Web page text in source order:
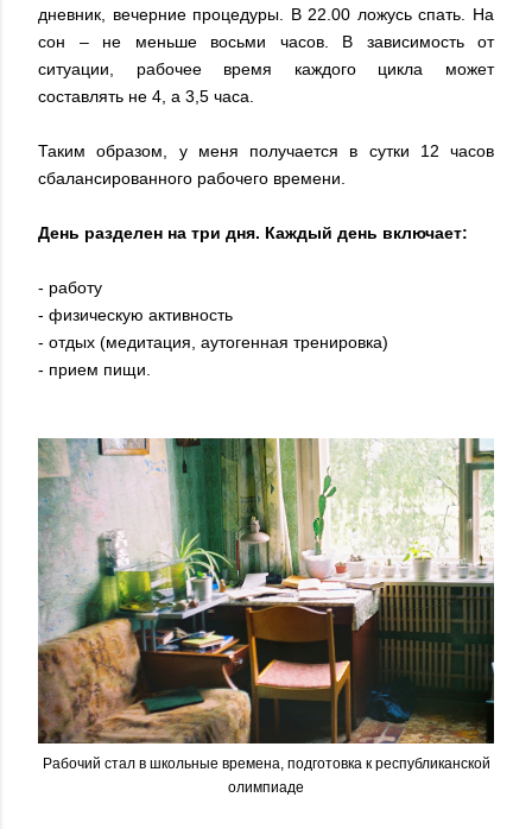
дневник, вечерние процедуры. В 22.00 ложусь спать. На
сон – не меньше восьми часов. В зависимость от
ситуации, рабочее время каждого цикла может
составлять не 4, а 3,5 часа.
Таким образом, у меня получается в сутки 12 часов
сбалансированного рабочего времени.
День разделен на три дня. Каждый день включает:
- работу
- физическую активность
- отдых (медитация, аутогенная тренировка)
- прием пищи.
Рабочий стал в школьные времена, подготовка к республиканской
олимпиаде